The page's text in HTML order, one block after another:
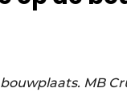
MB